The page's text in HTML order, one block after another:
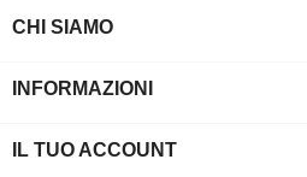
CHI SIAMO
INFORMAZIONI
IL TUO ACCOUNT